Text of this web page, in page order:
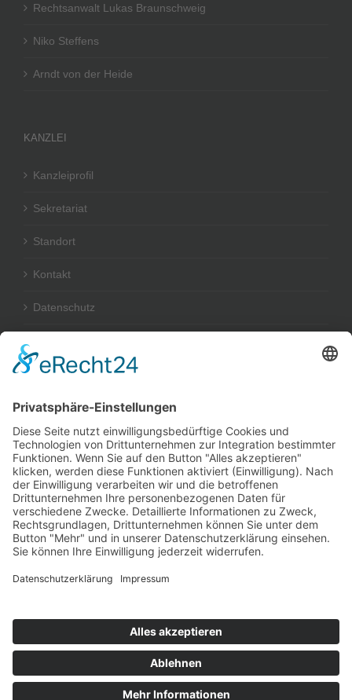
Rechtsanwalt Lukas Braunschweig
Niko Steffens
Arndt von der Heide
KANZLEI
Kanzleiprofil
Sekretariat
Standort
Kontakt
Datenschutz
RECHTSGEBIETE
Wir beraten und vertreten Sie insbesondere in folgenden
Rechtsgebieten:
• Immobilienkaufrecht
•Bau- und Architektenrecht
•Gewerberaummietrecht
•Wohnraummietrecht (exklusiv für Vermieter)
• Wohnungseigentumsrecht (WEG-Recht)
•Maklerrecht
•Nachbarrecht